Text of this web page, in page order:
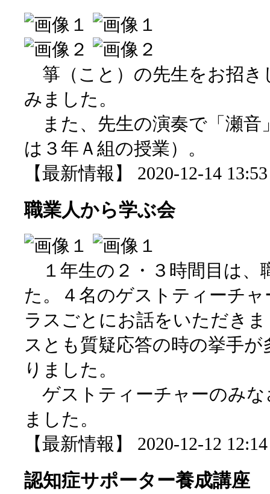
箏（こと）の先生をお招き
みました。
また、先生の演奏で「瀬音
は３年Ａ組の授業）。
【最新情報】 2020-12-14
職業人から学ぶ会
１年生の２・３時間目は、
た。４名のゲストティーチ
ラスごとにお話をいただき
スとも質疑応答の時の挙手
りました。
ゲストティーチャーのみ
ました。
【最新情報】 2020-12-12
認知症サポーター養成講座